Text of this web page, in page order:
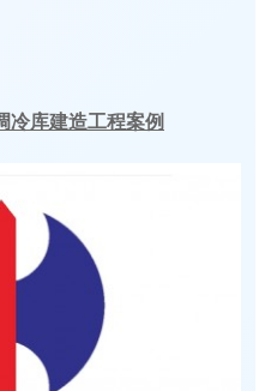
冷库建造工程案例